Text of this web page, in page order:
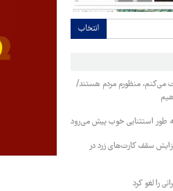
انتخاب
می‌کنم، منظورم مردم هستند/
طور استثنایی خوب پیش می‌رود
سقف کارت‌های زرد در
را لغو کرد